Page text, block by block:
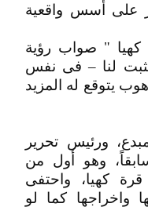
على أسس واقعية
كهيا " صواب رؤية
لتثبت لنا – فى نفس
يتوقع له المزيد
ورئيس تحرير
وهو أول من
كهيا، واحتفى
واخراجها كما لو